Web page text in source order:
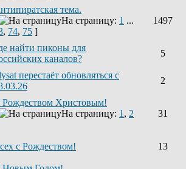
тема.
На страницу: 1 ...
, 74, 75 ]
1497
найти пиконы для
каналов?
5
перестаёт обновляться с
2
Христовым!
На страницу: 1 , 2
31
с Рождеством! 13